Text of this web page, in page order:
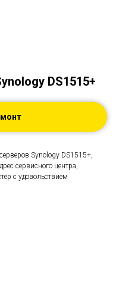
DS1515+
Synology DS1515+,
сервисного центра,
с удовольствием